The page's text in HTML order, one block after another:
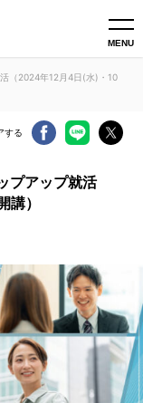
MENU
（2024年12月4日(水)・10
する
プアップ就活
）